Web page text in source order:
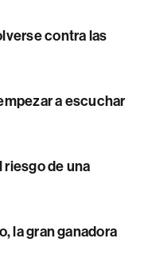
contra las
a escuchar
riesgo de una
la gran ganadora